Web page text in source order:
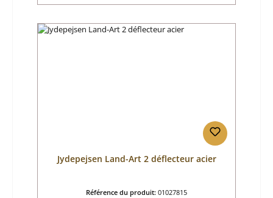
Jydepejsen Land-Art 2 déflecteur acier
Référence du produit: 01027815